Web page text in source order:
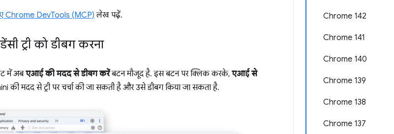
Chrome 142
Chrome 141
Chrome 140
Chrome 139
Chrome 138
Chrome 137
DevTools (MCP) लेख पढ़ें.
ट्री को डीबग करना
में अबएआई की मदद से डीबग करेंबटन मौजूद है. इस बटन पर क्लिक करके, एआई से
की मदद से ट्री पर चर्चा की जा सकती है और उसे डीबग किया जा सकता है.